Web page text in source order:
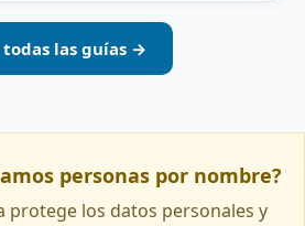
todas las guías →
personas por nombre?
protege los datos personales y